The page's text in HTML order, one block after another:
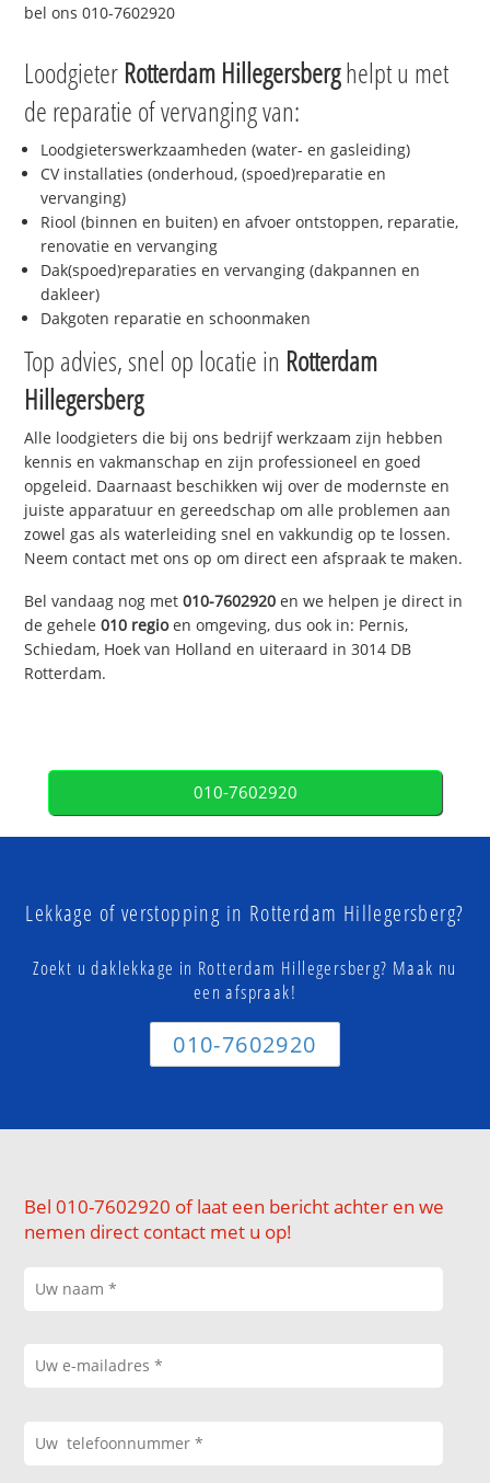
bel ons 010-7602920
Loodgieter Rotterdam Hillegersberghelpt u met
de reparatie of vervanging van:
Loodgieterswerkzaamheden (water- en gasleiding)
CV installaties (onderhoud, (spoed)reparatie en
vervanging)
Riool (binnen en buiten) en afvoer ontstoppen, reparatie,
renovatie en vervanging
Dak(spoed)reparaties en vervanging (dakpannen en
dakleer)
Dakgoten reparatie en schoonmaken
Top advies, snel op locatie in Rotterdam
Hillegersberg
Alle loodgieters die bij ons bedrijf werkzaam zijn hebben
kennis en vakmanschap en zijn professioneel en goed
opgeleid. Daarnaast beschikken wij over de modernste en
juiste apparatuur en gereedschap om alle problemen aan
zowel gas als waterleiding snel en vakkundig op te lossen.
Neem contact met ons op om direct een afspraak te maken.
Bel vandaag nog met010-7602920 en we helpen je direct in
de gehele010 regioen omgeving, dus ook in: Pernis,
Schiedam, Hoek van Holland en uiteraard in 3014 DB
Rotterdam.
010-7602920
Lekkage of verstopping in Rotterdam Hillegersberg?
Zoekt u daklekkage in Rotterdam Hillegersberg? Maak nu
een afspraak!
010-7602920
Bel 010-7602920 of laat een bericht achter en we
nemen direct contact met u op!